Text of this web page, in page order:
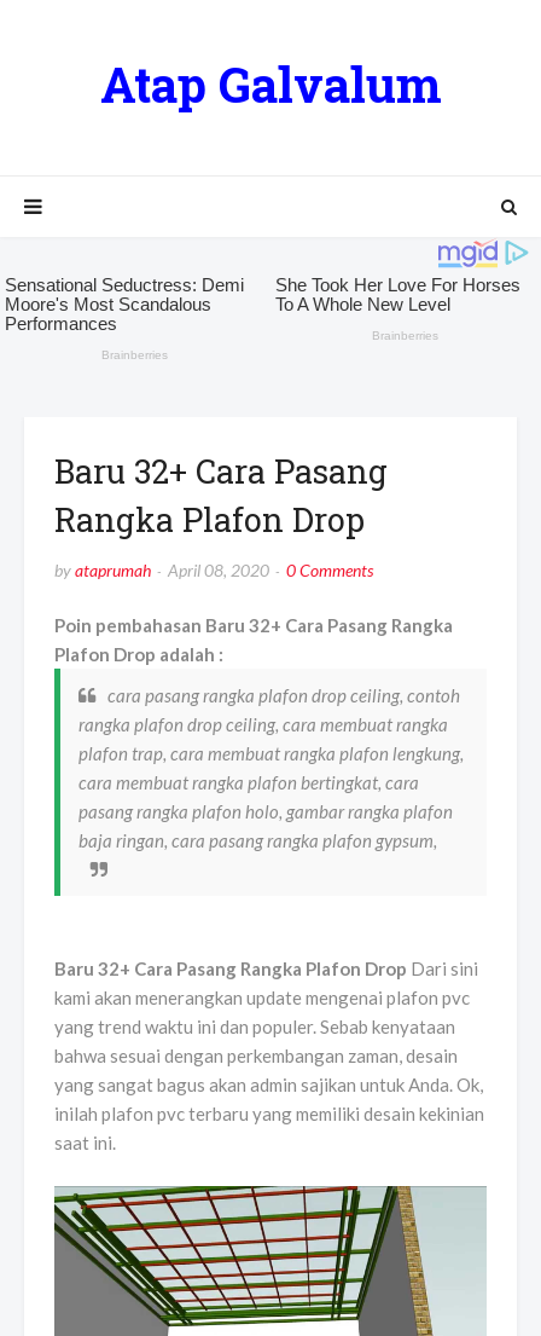
Atap Galvalum
Baru 32+ Cara Pasang
Rangka Plafon Drop
byataprumah April 08, 2020 0 Comments
Poin pembahasan Baru 32+ Cara Pasang Rangka
Plafon Drop adalah :
cara pasang rangka plafon drop ceiling, contoh
rangka plafon drop ceiling, cara membuat rangka
plafon trap, cara membuat rangka plafon lengkung,
cara membuat rangka plafon bertingkat, cara
pasang rangka plafon holo, gambar rangka plafon
baja ringan, cara pasang rangka plafon gypsum,
Baru 32+ Cara Pasang Rangka Plafon Drop Dari sini
kami akan menerangkan update mengenai plafon pvc
yang trend waktu ini dan populer. Sebab kenyataan
bahwa sesuai dengan perkembangan zaman, desain
yang sangat bagus akan admin sajikan untuk Anda. Ok,
inilah plafon pvc terbaru yang memiliki desain kekinian
saat ini.